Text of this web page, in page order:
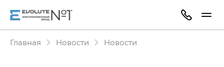
Главная Новости Новости